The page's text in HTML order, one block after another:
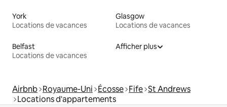
York
Locations de vacances
Glasgow
Locations de vacances
Belfast
Locations de vacances
Afficher plus
Airbnb Royaume-Uni Écosse Fife St Andrews
Locations d'appartements